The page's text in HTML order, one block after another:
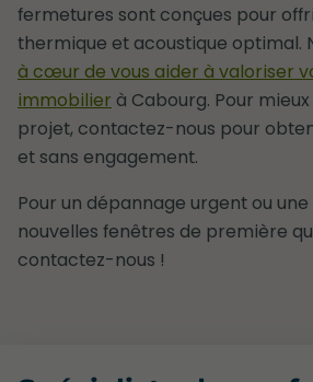
fermetures sont conçues pour
thermique et acoustique optimal.
à cœur de vous aider à valoriser
immobilier à Cabourg. Pour
projet, contactez-nous pour
et sans engagement.
Pour un dépannage urgent ou
nouvelles fenêtres de première
contactez-nous !